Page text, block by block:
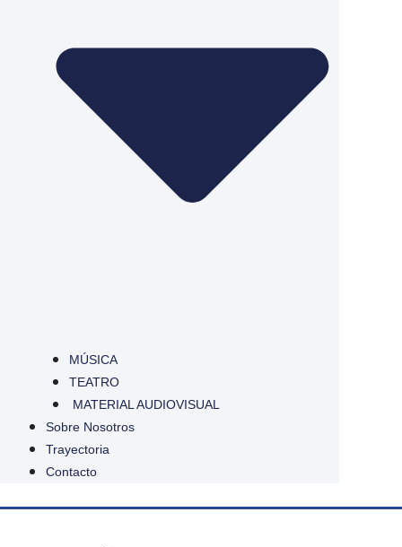
MÚSICA
TEATRO
MATERIAL AUDIOVISUAL
Sobre Nosotros
Trayectoria
Contacto